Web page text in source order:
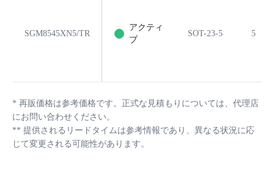
SGM8545XN5/TR
アクティ
ブ
SOT-23-5 5
* 再販価格は参考価格です。正式な見積もりについては、代理店
にお問い合わせください。
** 提供されるリードタイムは参考情報であり、異なる状況に応
じて変更される可能性があります。